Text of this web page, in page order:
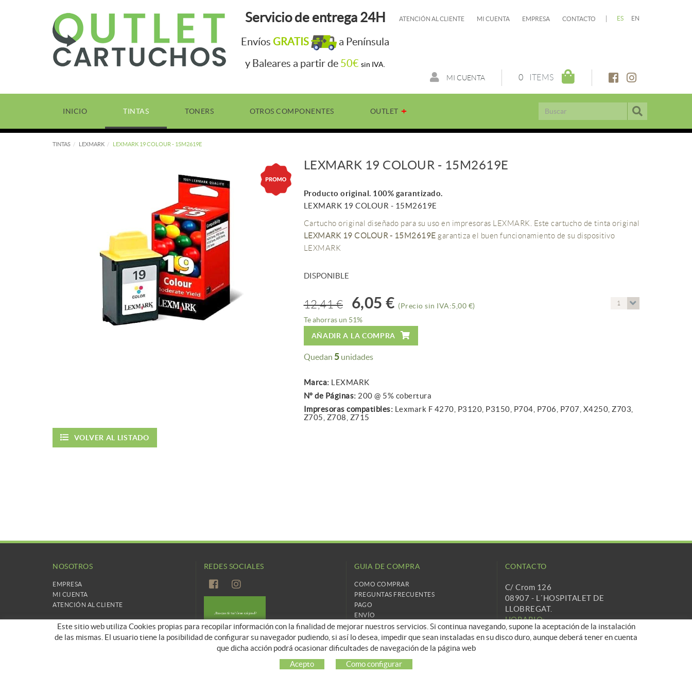
ES EN
ATENCIÓN AL CLIENTE MI CUENTA EMPRESA CONTACTO
Servicio de entrega 24H
Envíos GRATIS
a Península
y Baleares a partir de 50€ sin IVA.
0 ITEMS
MI CUENTA
INICIO TINTAS TONERS OTROS COMPONENTES OUTLET
TINTAS LEXMARK LEXMARK 19 COLOUR - 15M2619E
LEXMARK 19 COLOUR - 15M2619E
Producto original. 100% garantizado.
LEXMARK 19 COLOUR - 15M2619E
Cartucho original diseñado para su uso en impresoras LEXMARK. Este cartucho de tinta original
LEXMARK 19 COLOUR - 15M2619E garantiza el buen funcionamiento de su dispositivo
LEXMARK
DISPONIBLE
12,41 € 6,05 € (Precio sin IVA:5,00 €) 1
Te ahorras un 51%
AÑADIR A LA COMPRA
Quedan 5unidades
Marca: LEXMARK
Nº de Páginas: 200 @ 5% cobertura
Impresoras compatibles: Lexmark F 4270, P3120, P3150, P704, P706, P707, X4250, Z703,
Z705, Z708, Z715
VOLVER AL LISTADO
NOSOTROS
EMPRESA
MI CUENTA
ATENCIÓN AL CLIENTE
REDES SOCIALES GUIA DE COMPRA
COMO COMPRAR
PREGUNTAS FRECUENTES
PAGO
ENVÍO
CAMBIOS Y DEVOLUCIONES
CONTACTO
C/ Crom 126
08907 - L´HOSPITALET DE
LLOBREGAT.
HORARIO:
Lunes a Viernes 9h a 18h.
932 848 563
Este sitio web utiliza Cookies propias para recopilar información con la finalidad de mejorar nuestros servicios. Si continua navegando, supone la aceptación de la instalación
de las mismas. El usuario tiene la posibilidad de configurar su navegador pudiendo, si así lo desea, impedir que sean instaladas en su disco duro, aunque deberá tener en cuenta
que dicha acción podrá ocasionar dificultades de navegación de la página web
Acepto
Como configurar